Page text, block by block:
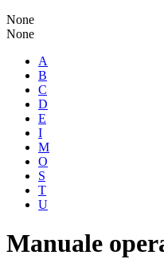
None
None
A
B
C
D
E
I
M
O
S
T
U
Manuale